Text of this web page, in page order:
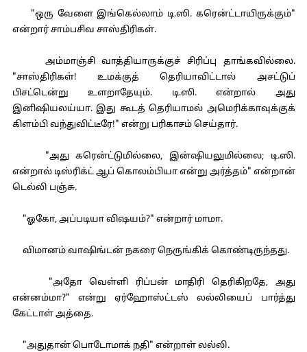
"ஒரு வேளை இங்கெல்லாம் டி.ஸி. கரென்ட்டாயிருக்கும்"
என்றார் சாம்பசிவ சாஸ்திரிகள்.
அம்மாஞ்சி வாத்தியாருக்குச் சிரிப்பு தாங்கவில்லை.
"சாஸ்திரிகள்! உமக்குத் தெரியாவிட்டால் அசட்டுப்
பிசட்டென்று உளறாதேயும். டி.ஸி. என்றால் அது
இனிஷியலய்யா. இது கூடத் தெரியாமல் அமெரிக்காவுக்குக்
கிளம்பி வந்துவிட்டீரே!" என்று பரிகாசம் செய்தார்.
"அது கரென்ட்டுமில்லை, இன்ஷியலுமில்லை; டி.ஸி.
என்றால் டிஸ்ரிக்ட் ஆப் கொலம்பியா என்று அர்த்தம்" என்றான்
டெல்லி பஞ்சு.
"ஓகோ, அப்படியா விஷயம்?" என்றார் மாமா.
விமானம் வாஷிங்டன் நகரை நெருங்கிக் கொண்டிருந்தது.
"அதோ வெள்ளி ரிப்பன் மாதிரி தெரிகிறதே, அது
என்னம்மா?" என்று ஏர்ஹோஸ்ட்டஸ் லல்லியைப் பார்த்து
கேட்டாள் அத்தை.
"அதுதான் பொடோமாக் நதி" என்றாள் லல்லி.